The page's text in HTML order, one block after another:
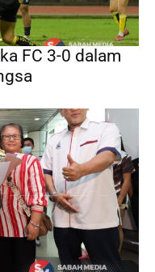
FC 3-0 dalam